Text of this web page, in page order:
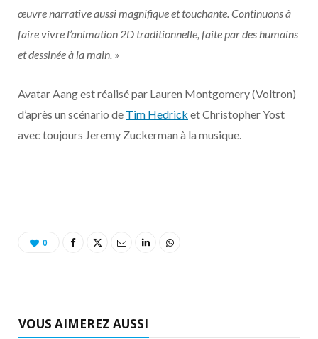
œuvre narrative aussi magnifique et touchante. Continuons à
faire vivre l’animation 2D traditionnelle, faite par des humains
et dessinée à la main. »
Avatar Aang est réalisé par Lauren Montgomery (Voltron)
d’après un scénario de Tim Hedrick et Christopher Yost
avec toujours Jeremy Zuckerman à la musique.
0
VOUS AIMEREZ AUSSI